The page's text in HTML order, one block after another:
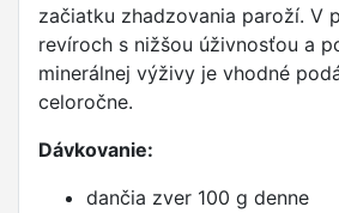
začiatku zhadzovania paroží. V
revíroch s nižšou úživnosťou a
minerálnej výživy je vhodné
celoročne.
Dávkovanie:
dančia zver 100 g denne